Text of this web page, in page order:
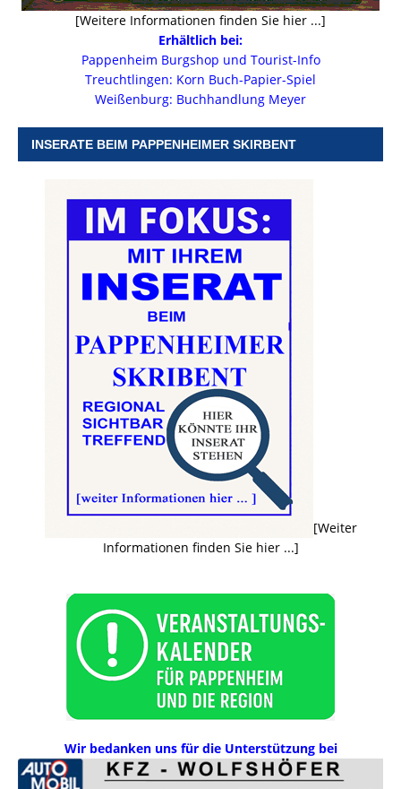
[Weitere Informationen finden Sie hier ...]
Erhältlich bei:
Pappenheim Burgshop und Tourist-Info
Treuchtlingen: Korn Buch-Papier-Spiel
Weißenburg: Buchhandlung Meyer
INSERATE BEIM PAPPENHEIMER SKIRBENT
[Weiter
Informationen finden Sie hier ...]
Wir bedanken uns für die Unterstützung bei